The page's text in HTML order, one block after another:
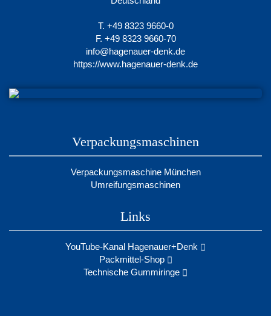
T. +49 8323 9660-0
F. +49 8323 9660-70
info@hagenauer-denk.de
https://www.hagenauer-denk.de
Verpackungsmaschinen
Verpackungsmaschine München
Umreifungsmaschinen
Links
YouTube-Kanal Hagenauer+Denk
Packmittel-Shop
Technische Gummiringe